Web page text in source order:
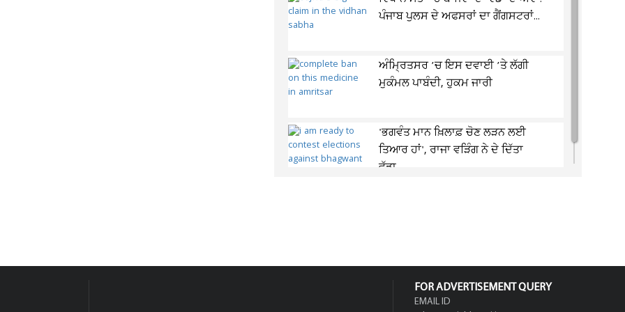
ਪੰਜਾਬ ਪੁਲਸ ਦੇ ਅਫਸਰਾਂ ਦਾ ਗੈਂਗਸਟਰਾਂ...
ਅੰਮ੍ਰਿਤਸਰ ’ਚ ਇਸ ਦਵਾਈ ’ਤੇ ਲੱਗੀ
ਮੁਕੰਮਲ ਪਾਬੰਦੀ, ਹੁਕਮ ਜਾਰੀ
'ਭਗਵੰਤ ਮਾਨ ਖ਼ਿਲਾਫ਼ ਚੋਣ ਲੜਨ ਲਈ
ਤਿਆਰ ਹਾਂ', ਰਾਜਾ ਵੜਿੰਗ ਨੇ ਦੇ ਦਿੱਤਾ
ਵੱਡਾ...
FOR ADVERTISEMENT QUERY
EMAIL ID